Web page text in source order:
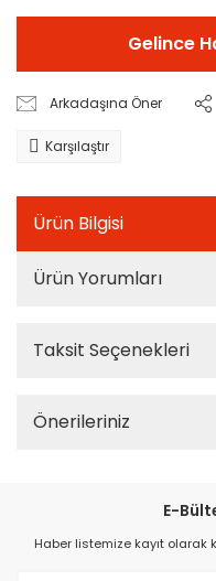
Gelince
Arkadaşına Öner
Karşılaştır
Ürün Bilgisi
Ürün Yorumları
Taksit Seçenekleri
Önerileriniz
E-
Haber listemize kayıt